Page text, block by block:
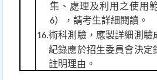
集、處理及利用之使用
6），請考生詳細閱讀。
16.術科測驗，應製詳細測驗
紀錄應於招生委員會決定
註明理由。